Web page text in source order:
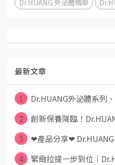
Dr.HUANG 外泌體精華
最新文章
1
Dr.HUANG外泌體系列
2
創新保養降臨！
3
❤產品分享❤
4
緊緻拉提一步到位｜